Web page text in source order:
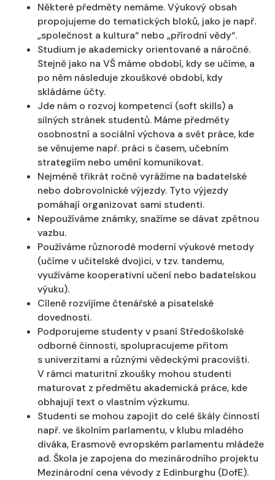
Některé předměty nemáme. Výukový obsah
propojujeme do tematických bloků, jako je např.
„společnost a kultura“ nebo „přírodní vědy“.
Studium je akademicky orientované a náročné.
Stejně jako na VŠ máme období, kdy se učíme, a
po něm následuje zkouškové období, kdy
skládáme účty.
Jde nám o rozvoj kompetencí (soft skills) a
silných stránek studentů. Máme předměty
osobnostní a sociální výchova a svět práce, kde
se věnujeme např. práci s časem, učebním
strategiím nebo umění komunikovat.
Nejméně třikrát ročně vyrážíme na badatelské
nebo dobrovolnické výjezdy. Tyto výjezdy
pomáhají organizovat sami studenti.
Nepoužíváme známky, snažíme se dávat zpětnou
vazbu.
Používáme různorodé moderní výukové metody
(učíme v učitelské dvojici, v tzv. tandemu,
využíváme kooperativní učení nebo badatelskou
výuku).
Cíleně rozvíjíme čtenářské a pisatelské
dovednosti.
Podporujeme studenty v psaní Středoškolské
odborné činnosti, spolupracujeme přitom
s univerzitami a různými vědeckými pracovišti.
V rámci maturitní zkoušky mohou studenti
maturovat z předmětu akademická práce, kde
obhajují text o vlastním výzkumu.
Studenti se mohou zapojit do celé škály činností
např. ve školním parlamentu, v klubu mladého
diváka, Erasmově evropském parlamentu mládeže
ad. Škola je zapojena do mezinárodního projektu
Mezinárodní cena vévody z Edinburghu (DofE).